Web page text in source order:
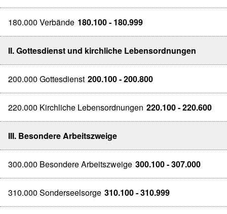
180.000 Verbände 180.100 - 180.999
II. Gottesdienst und kirchliche Lebensordnungen
200.000 Gottesdienst 200.100 - 200.800
220.000 Kirchliche Lebensordnungen 220.100 - 220.600
III. Besondere Arbeitszweige
300.000 Besondere Arbeitszweige 300.100 - 307.000
310.000 Sonderseelsorge 310.100 - 310.999